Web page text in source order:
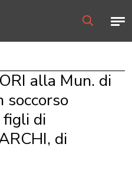
alla Mun. di
soccorso
di
di